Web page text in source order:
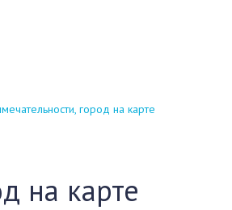
город на карте
на карте